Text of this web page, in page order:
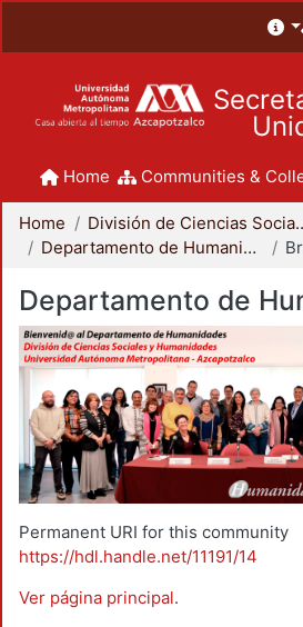
Home Communities &
Home
División de
Departamento de Humanidades
Departamento de
Permanent URI for this community
https://hdl.handle.net/11191/14
Ver página principal.